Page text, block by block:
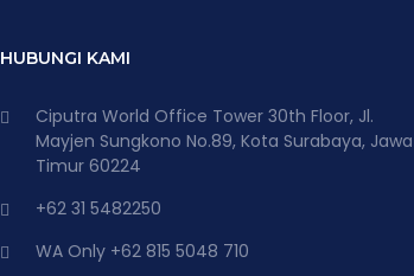
HUBUNGI KAMI
Ciputra World Office Tower 30th Floor, Jl.
Mayjen Sungkono No.89, Kota Surabaya, Jawa
Timur 60224
+62 31 5482250
WA Only +62 815 5048 710